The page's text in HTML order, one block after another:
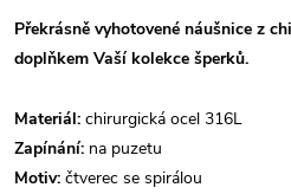
Překrásně vyhotovené náušnice z
doplňkem Vaší kolekce šperků.
Materiál: chirurgická ocel 316L
Zapínání: na puzetu
Motiv: čtverec se spirálou